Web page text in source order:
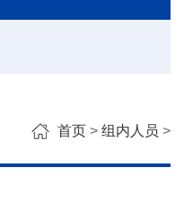
首页 > 组内人员 >